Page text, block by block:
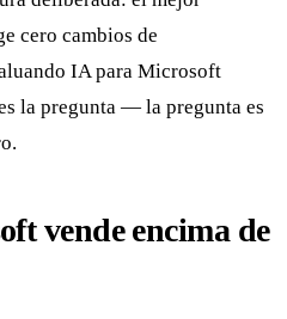
cero cambios de
IA para Microsoft
la pregunta — la pregunta es
vende encima de